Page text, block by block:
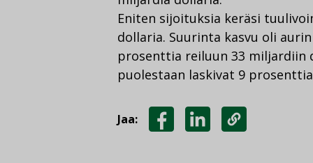
Eniten sijoituksia keräsi
dollaria. Suurinta kasvu oli
prosenttia reiluun 33
puolestaan laskivat 9
Jaa: